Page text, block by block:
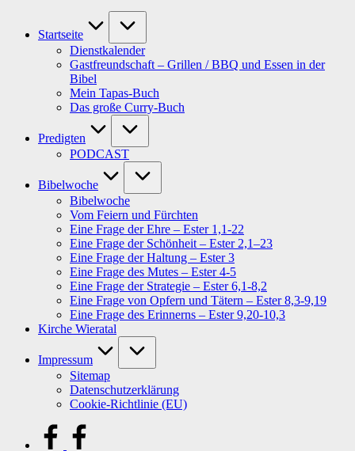
Startseite
Dienstkalender
Gastfreundschaft – Grillen / BBQ und Essen in der
Bibel
Mein Tapas-Buch
Das große Curry-Buch
Predigten
PODCAST
Bibelwoche
Bibelwoche
Vom Feiern und Fürchten
Eine Frage der Ehre – Ester 1,1-22
Eine Frage der Schönheit – Ester 2,1–23
Eine Frage der Haltung – Ester 3
Eine Frage des Mutes – Ester 4-5
Eine Frage der Strategie – Ester 6,1-8,2
Eine Frage von Opfern und Tätern – Ester 8,3-9,19
Eine Frage des Erinnerns – Ester 9,20-10,3
Kirche Wieratal
Impressum
Sitemap
Datenschutzerklärung
Cookie-Richtlinie (EU)
facebook.com